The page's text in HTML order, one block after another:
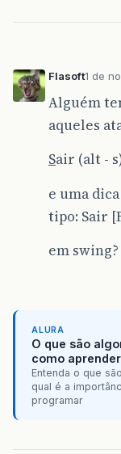
Flasoft1 de
Alguém
aqueles
Sair (alt -
e uma
tipo: Sair
em swing?
ALURA
O que são
como
Entenda o que
qual é a
programar